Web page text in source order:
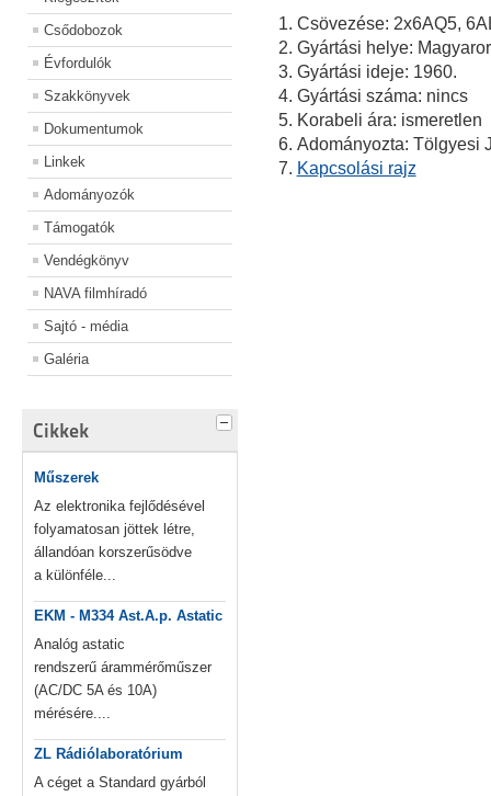
Csődobozok
Évfordulók
Szakkönyvek
Dokumentumok
Linkek
Adományozók
Támogatók
Vendégkönyv
NAVA filmhíradó
Sajtó - média
Galéria
Cikkek
Műszerek
Az elektronika fejlődésével
folyamatosan jöttek létre,
állandóan korszerűsödve
a különféle...
EKM - M334 Ast.A.p. Astatic
Analóg astatic
rendszerű árammérőműszer
(AC/DC 5A és 10A)
mérésére....
ZL Rádiólaboratórium
A céget a Standard gyárból
Csövezése: 2x6AQ5,
Gyártási helye:
Gyártási ideje: 1960.
Gyártási száma: nincs
Korabeli ára: ismeretlen
Adományozta: Tölgyesi
Kapcsolási rajz